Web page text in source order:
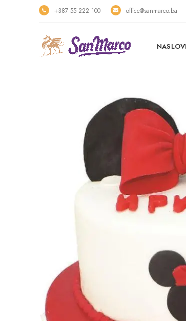
+387 55 222 100 office@sanmarco.ba